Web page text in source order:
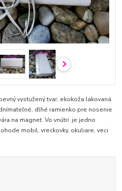
vystužený tvar, ekokoža lakovaná
dlhé ramienko pre nosenie
na magnet. Vo vnútri je jedno
mobil, vreckovky, okuliare, veci